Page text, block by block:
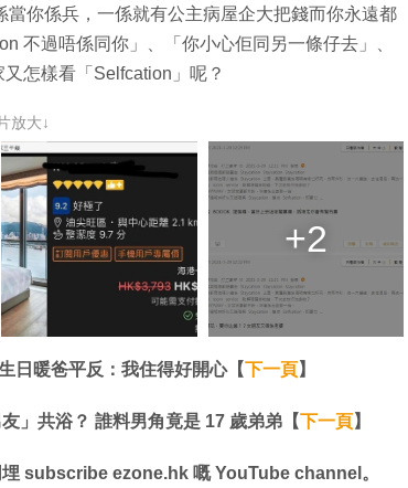
你係兵，一係就有公主病屋企大把錢而你永遠都
不過唔係同你」、「你小心佢同另一條仔去」、
怎樣看「Selfcation」呢？
放大↓
+2
日暖爸平反：我住得好開心【下一頁】
」共浴？ 誰料男角竟是 17 歲弟弟【下一頁】
subscribe ezone.hk 嘅 YouTube channel。